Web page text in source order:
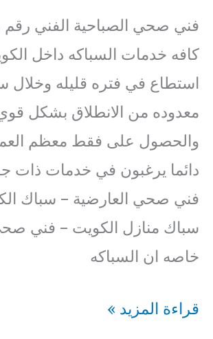
فني صحي الصباحية الفني
كافه خدمات السباكه داخل
استطاع في فتره قليله وخلال
معدوده من الانطلاق بشكل قوي
والحصول على فقط معظم
دائما يرغبون في خدمات ذات
فني صحي العارضية – سباك
سباك منازل الكويت – فني
خاصه ان السباكه
فني
قراءة المزيد »